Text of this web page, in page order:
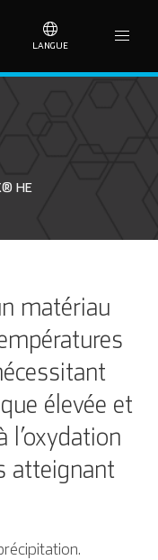
LANGUE
HE
matériau
élevée et
l’oxydation
atteignant